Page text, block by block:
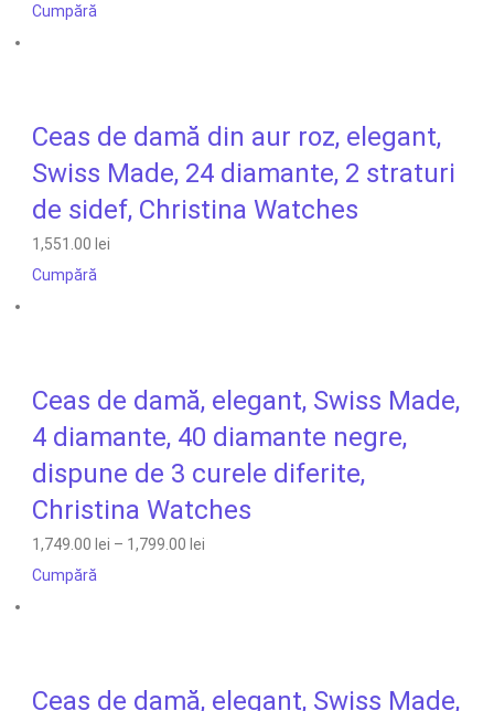
Cumpără
Ceas de damă din aur roz, elegant,
Swiss Made, 24 diamante, 2 straturi
de sidef, Christina Watches
1,551.00 lei
Cumpără
Ceas de damă, elegant, Swiss Made,
4 diamante, 40 diamante negre,
dispune de 3 curele diferite,
Christina Watches
1,749.00 lei – 1,799.00 lei
Cumpără
Ceas de damă, elegant, Swiss Made,